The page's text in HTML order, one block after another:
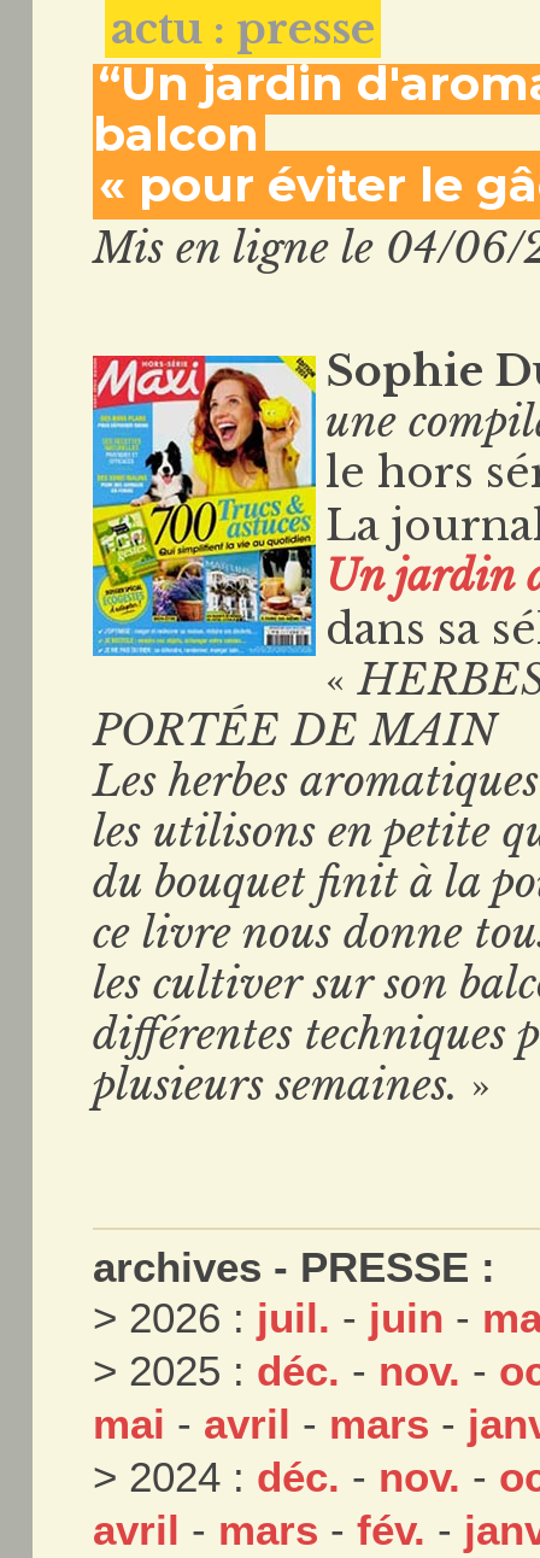
actu : presse
“Un jardin
balcon
« pour éviter le
Mis en ligne le 04/06/
Sophie
une
le hors
La
Un jardin
dans sa
«
PORTÉE DE MAIN
Les herbes
les utilisons en petite
du bouquet finit à la
ce livre nous donne
les cultiver sur son
différentes techniques
plusieurs semaines. »
archives - PRESSE :
> 2026 : juil. - juin -
> 2025 : déc. - nov. -
mai - avril - mars -
> 2024 : déc. - nov. -
avril - mars -fév. -